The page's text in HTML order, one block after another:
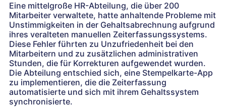
Eine mittelgroße HR-Abteilung, die über 200
Mitarbeiter verwaltete, hatte anhaltende Probleme mit
Unstimmigkeiten in der Gehaltsabrechnung aufgrund
ihres veralteten manuellen Zeiterfassungssystems.
Diese Fehler führten zu Unzufriedenheit bei den
Mitarbeitern und zu zusätzlichen administrativen
Stunden, die für Korrekturen aufgewendet wurden.
Die Abteilung entschied sich, eine Stempelkarte-App
zu implementieren, die die Zeiterfassung
automatisierte und sich mit ihrem Gehaltssystem
synchronisierte.